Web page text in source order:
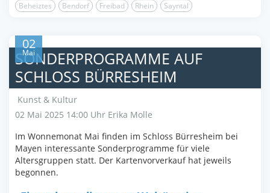
Beheiztes Bendorf Freibad Rhein Sayntal
02
Mai
SONDERPROGRAMME AUF
SCHLOSS BÜRRESHEIM
Kunst & Kultur
02 Mai 2025 14:00 Uhr Erika Molle
Im Wonnemonat Mai finden im Schloss Bürresheim bei
Mayen interessante Sonderprogramme für viele
Altersgruppen statt. Der Kartenvorverkauf hat jeweils
begonnen.